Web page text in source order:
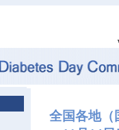
全国各地（